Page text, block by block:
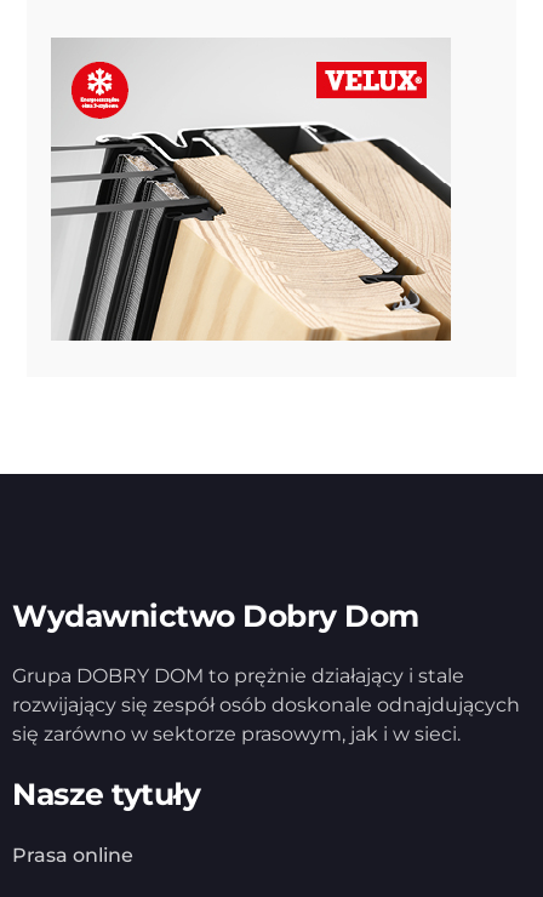
Wydawnictwo Dobry Dom
Grupa DOBRY DOM to prężnie działający i stale
rozwijający się zespół osób doskonale odnajdujących
się zarówno w sektorze prasowym, jak i w sieci.
Nasze tytuły
Prasa online